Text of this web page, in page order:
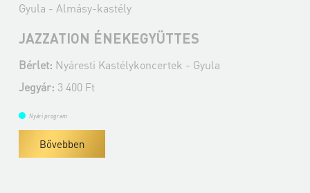
Gyula - Almásy-kastély
JAZZATION ÉNEKEGYÜTTES
Bérlet: Nyáresti Kastélykoncertek - Gyula
Jegyár: 3 400 Ft
Nyári program
Bővebben